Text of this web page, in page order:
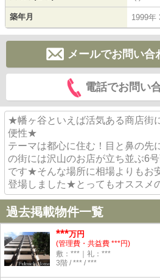
築年月 1999年
メールでお問い合
電話でお問い
★幡ヶ谷といえば活気ある商店街
便性★
テーマは都心に住む！目と鼻の先
の街には沢山のお店が立ち並ぶ6
です★そんな場所に相場よりもお
登場しました★とってもオススメ
過去掲載物件一覧
***万円
(管理費・共益費 ***円)
敷：***｜礼：***
3階 / *** / ***